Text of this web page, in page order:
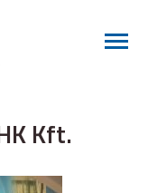
Kft.